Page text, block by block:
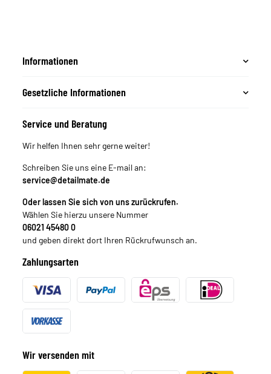
Informationen
Gesetzliche Informationen
Service und Beratung
Wir helfen Ihnen sehr gerne weiter!
Schreiben Sie uns eine E-mail an:
service@detailmate.de
Oder lassen Sie sich von uns zurückrufen.
Wählen Sie hierzu unsere Nummer
06021 45480 0
und geben direkt dort Ihren Rückrufwunsch an.
Zahlungsarten
Wir versenden mit